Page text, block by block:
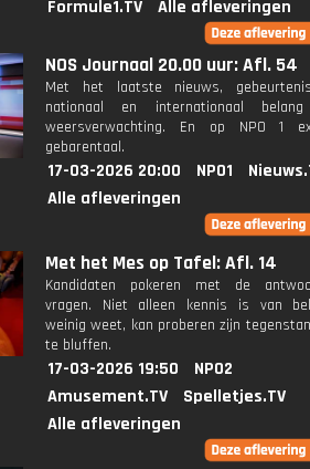
Formule1.TV Alle afleveringen
NOS Journaal 20.00 uur: Afl. 54
Met het laatste nieuws,
nationaal en internationaal
weersverwachting. En op NPO 1
gebarentaal.
17-03-2026 20:00 NPO1
Alle afleveringen
Met het Mes op Tafel: Afl. 14
Kandidaten pokeren met de
vragen. Niet alleen kennis is van
weinig weet, kan proberen zijn
te bluffen.
17-03-2026 19:50
NPO2
Amusement.TV
Spelletjes.TV
Alle afleveringen